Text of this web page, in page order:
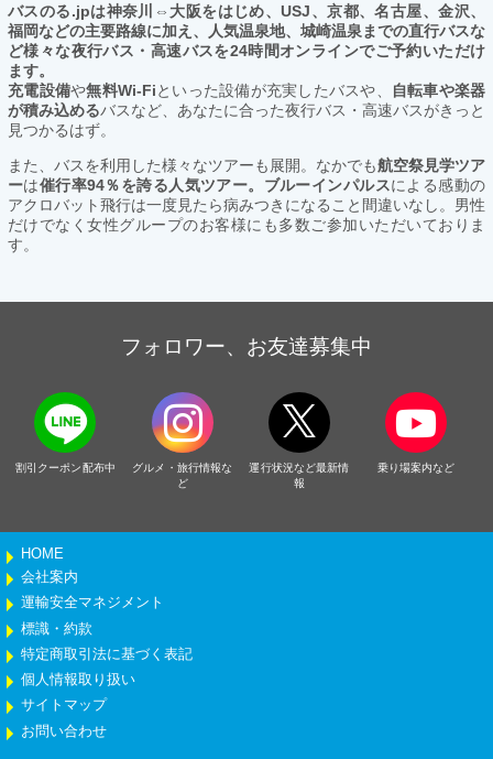
バスのる.jpは神奈川⇔大阪をはじめ、USJ、京都、名古屋、金沢、
福岡などの主要路線に加え、人気温泉地、城崎温泉までの直行バスな
ど様々な夜行バス・高速バスを24時間オンラインでご予約いただけ
ます。
充電設備や無料Wi-Fiといった設備が充実したバスや、
自転車や楽器
が積み込めるバスなど、あなたに合った夜行バス・高速バスがきっと
見つかるはず。
また、バスを利用した様々なツアーも展開。なかでも航空祭見学ツア
ーは催行率94％を誇る人気ツアー。ブルーインパルスによる感動の
アクロバット飛行は一度見たら病みつきになること間違いなし。男性
だけでなく女性グループのお客様にも多数ご参加いただいておりま
す。
フォロワー、お友達募集中
割引クーポン配布中
グルメ・旅行情報な
ど
運行状況など最新情
報
乗り場案内など
HOME
会社案内
運輸安全マネジメント
標識・約款
特定商取引法に基づく表記
個人情報取り扱い
サイトマップ
お問い合わせ